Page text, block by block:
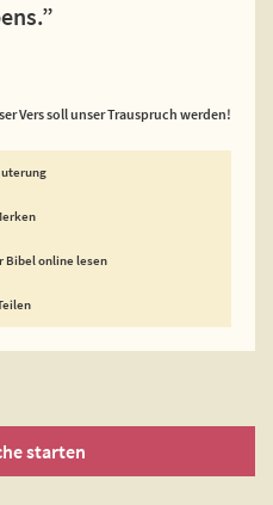
Vers soll unser Trauspruch werden!
Bibel online lesen
starten